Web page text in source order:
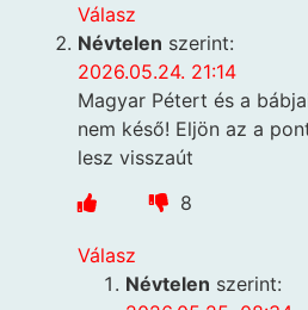
Válasz
Névtelen szerint:
2026.05.24. 21:14
Magyar Pétert és a
nem késő! Eljön az a
lesz visszaút
8
Válasz
Névtelen szerint: